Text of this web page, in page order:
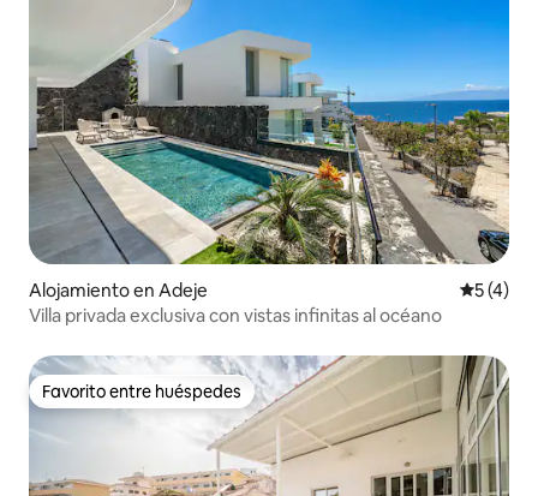
Alojamiento en Adeje
5 (4)
Villa privada exclusiva con vistas infinitas al océano
Favorito entre huéspedes
Favorito entre huéspedes